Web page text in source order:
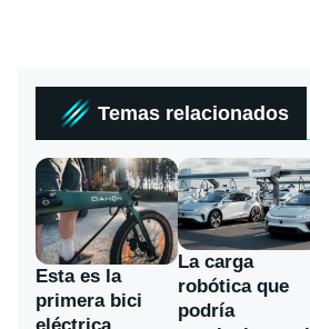
Temas relacionados
Esta es la
primera bici
La carga
robótica que
podría